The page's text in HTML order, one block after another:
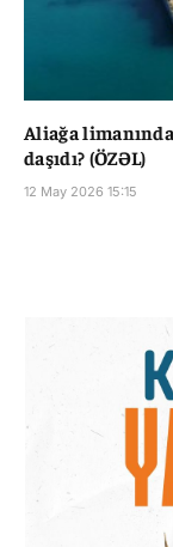
Aliağa
daşıdı? (ÖZƏL)
12 May 2026 15:15